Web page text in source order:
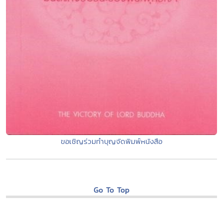
ขอเชิญร่วมทำบุญจัดพิมพ์หนังสือ
Go To Top